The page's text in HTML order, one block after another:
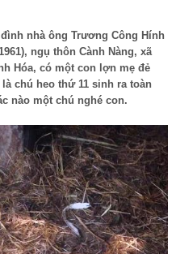
nhà ông Trương Công Hính
ngụ thôn Cành Nàng, xã
Hóa, có một con lợn mẹ đẻ
chú heo thứ 11 sinh ra toàn
nào một chú nghé con.